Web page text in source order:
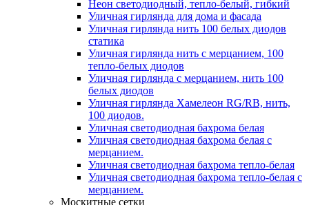
Неон светодиодный, тепло-белый, гибкий
Уличная гирлянда для дома и фасада
Уличная гирлянда нить 100 белых диодов
статика
Уличная гирлянда нить с мерцанием, 100
тепло-белых диодов
Уличная гирлянда с мерцанием, нить 100
белых диодов
Уличная гирлянда Хамелеон RG/RB, нить,
100 диодов.
Уличная светодиодная бахрома белая
Уличная светодиодная бахрома белая с
мерцанием.
Уличная светодиодная бахрома тепло-белая
Уличная светодиодная бахрома тепло-белая с
мерцанием.
Москитные сетки